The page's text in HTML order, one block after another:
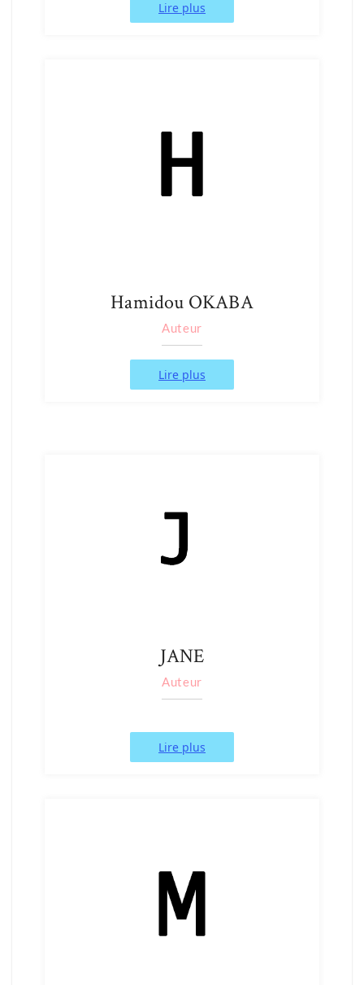
Lire plus
Hamidou OKABA
Auteur
Lire plus
JANE
Auteur
Lire plus